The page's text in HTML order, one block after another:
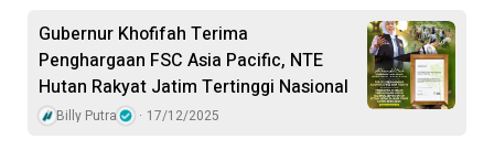
Gubernur Khofifah Terima
Penghargaan FSC Asia Pacific, NTE
Hutan Rakyat Jatim Tertinggi Nasional
Billy Putra 17/12/2025